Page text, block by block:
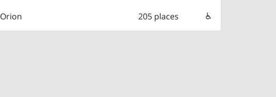
Orion
205 places